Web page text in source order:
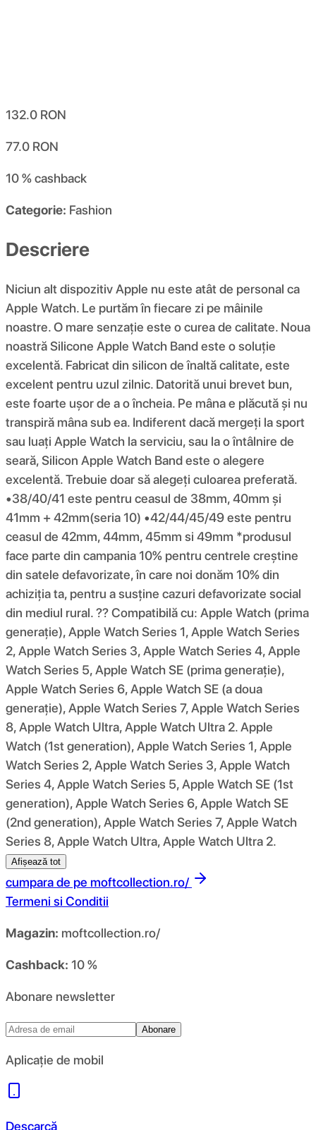
132.0 RON
77.0 RON
10 %cashback
Categorie: Fashion
Descriere
Niciun alt dispozitiv Apple nu este atât de personal ca
Apple Watch. Le purtăm în fiecare zi pe mâinile
noastre. O mare senzație este o curea de calitate. Noua
noastră Silicone Apple Watch Band este o soluție
excelentă. Fabricat din silicon de înaltă calitate, este
excelent pentru uzul zilnic. Datorită unui brevet bun,
este foarte ușor de a o încheia. Pe mâna e plăcută și nu
transpiră mâna sub ea. Indiferent dacă mergeți la sport
sau luați Apple Watch la serviciu, sau la o întâlnire de
seară, Silicon Apple Watch Band este o alegere
excelentă. Trebuie doar să alegeți culoarea preferată.
•38/40/41 este pentru ceasul de 38mm, 40mm și
41mm + 42mm(seria 10) •42/44/45/49 este pentru
ceasul de 42mm, 44mm, 45mm si 49mm *produsul
face parte din campania 10% pentru centrele creștine
din satele defavorizate, în care noi donăm 10% din
achiziția ta, pentru a susține cazuri defavorizate social
din mediul rural. ?? Compatibilă cu: Apple Watch (prima
generație), Apple Watch Series 1, Apple Watch Series
2, Apple Watch Series 3, Apple Watch Series 4, Apple
Watch Series 5, Apple Watch SE (prima generație),
Apple Watch Series 6, Apple Watch SE (a doua
generație), Apple Watch Series 7, Apple Watch Series
8, Apple Watch Ultra, Apple Watch Ultra 2. Apple
Watch (1st generation), Apple Watch Series 1, Apple
Watch Series 2, Apple Watch Series 3, Apple Watch
Series 4, Apple Watch Series 5, Apple Watch SE (1st
generation), Apple Watch Series 6, Apple Watch SE
(2nd generation), Apple Watch Series 7, Apple Watch
Series 8, Apple Watch Ultra, Apple Watch Ultra 2.
Afișează tot
cumpara de pe moftcollection.ro/
Termeni si Conditii
Magazin: moftcollection.ro/
Cashback: 10 %
Abonare newsletter
Abonare
Aplicație de mobil
Descarcă